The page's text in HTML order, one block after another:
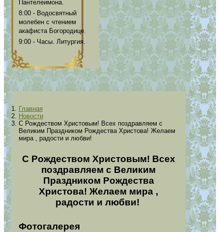
Пантелеимона.
8:00 - Водосвятный
молебен с чтением
акафиста Богородице.
9:00 - Часы. Литургия.
Главная
Новости
С Рождеством Христовым! Всех поздравляем с
Великим Праздником Рождества Христова! Желаем
мира , радости и любви!
С Рождеством Христовым! Всех
поздравляем с Великим
Праздником Рождества
Христова! Желаем мира ,
радости и любви!
Фотогалерея